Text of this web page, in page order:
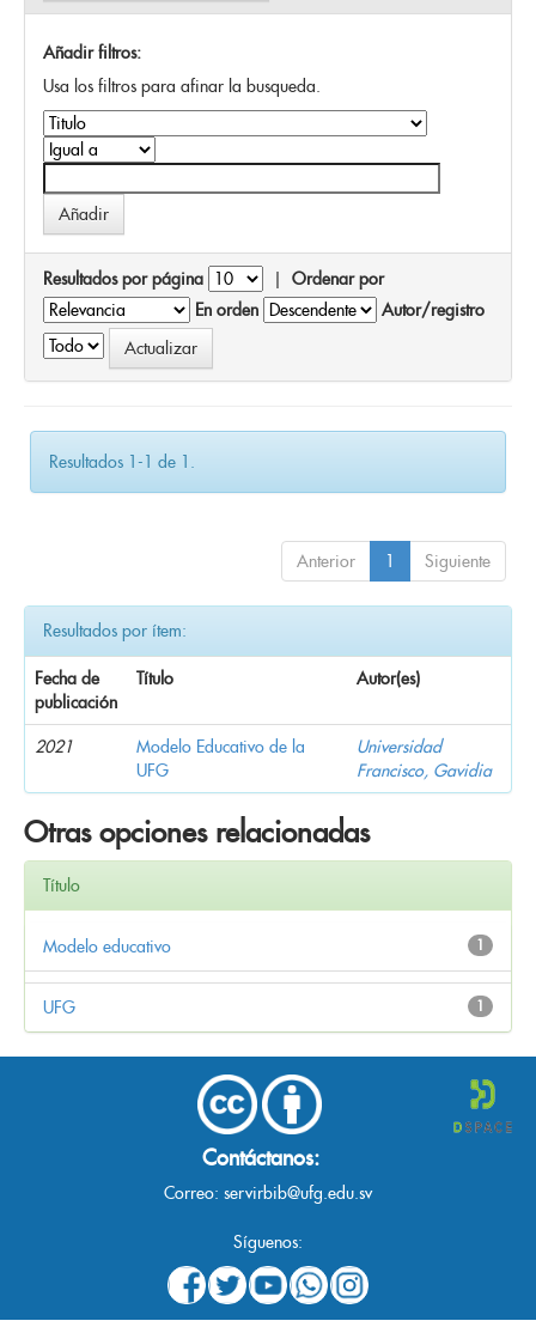
Añadir filtros:
Usa los filtros para afinar la busqueda.
Resultados por página | Ordenar por
En orden
Autor/registro
Resultados 1-1 de 1.
Anterior 1 Siguiente
Resultados por ítem:
Fecha de
publicación
Título Autor(es)
2021
Modelo Educativo de la
UFG
Universidad
Francisco, Gavidia
Otras opciones relacionadas
Título
1
Modelo educativo
1
UFG
Contáctanos:
Correo: servirbib@ufg.edu.sv
Síguenos: